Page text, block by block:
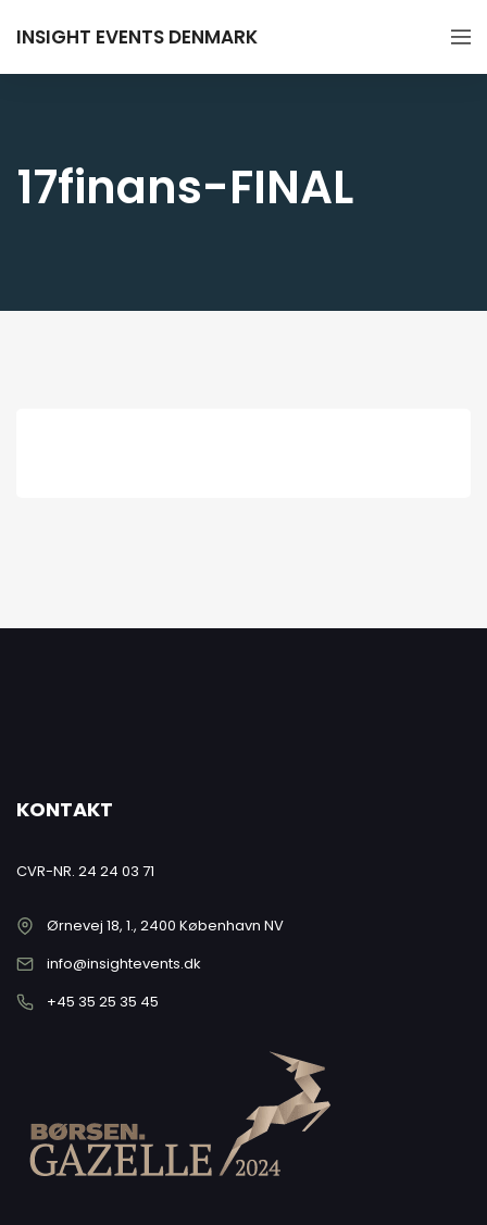
INSIGHT EVENTS DENMARK
17finans-FINAL
KONTAKT
CVR-NR. 24 24 03 71
Ørnevej 18, 1., 2400 København NV
info@insightevents.dk
+45 35 25 35 45